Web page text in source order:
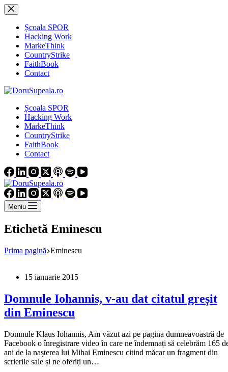
Sari
la
conținutȘcoala SPOR
Hacking Work
MarkeThink
CountryStrike
FaithBook
Contact
Școala SPOR
Hacking Work
MarkeThink
CountryStrike
FaithBook
Contact
Meniu
Etichetă Eminescu
Prima pagină Eminescu
15 ianuarie 2015
Domnule Iohannis, v-au dat citatul greșit
din Eminescu
Domnule Klaus Iohannis, Am văzut azi pe pagina dumneavoastră de
Facebook o înregistrare video în care ne îndemnați să celebrăm 165
ani de la nașterea lui Mihai Eminescu citind măcar un fragment din
scrierile sale și ne oferiți un…